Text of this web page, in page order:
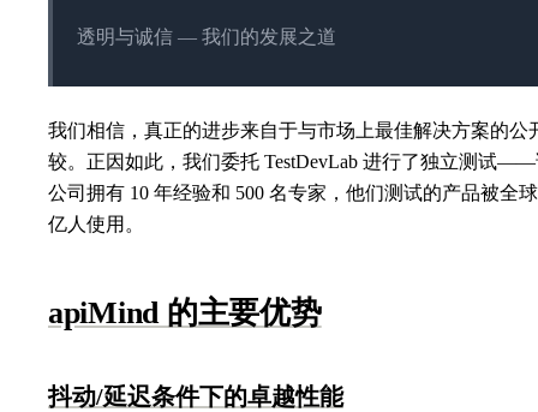
透明与诚信 — 我们的发展之道
我们相信，真正的进步来自于与市场上最佳解决方案的公
较。正因如此，我们委托 TestDevLab 进行了独立测试
公司拥有 10 年经验和 500 名专家，他们测试的产品被全
亿人使用。
apiMind 的主要优势
抖动/延迟条件下的卓越性能